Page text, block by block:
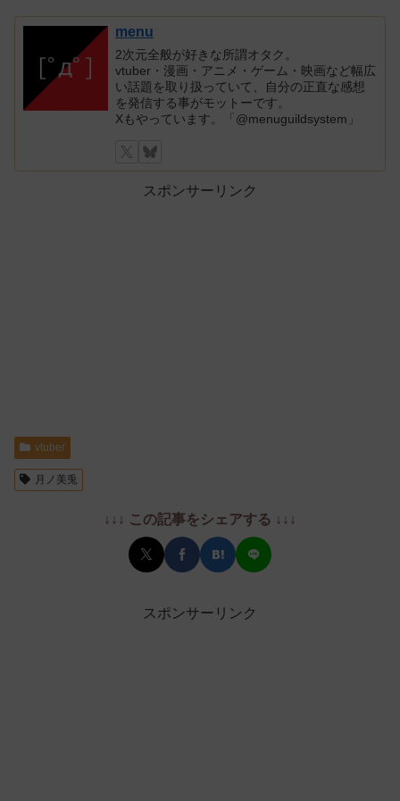
menu
2次元全般が好きな所謂オタク。
vtuber・漫画・アニメ・ゲーム・映画など幅広
い話題を取り扱っていて、自分の正直な感想
を発信する事がモットーです。
Xもやっています。「@menuguildsystem」
スポンサーリンク
vtuber
月ノ美兎
↓↓↓ この記事をシェアする ↓↓↓
スポンサーリンク